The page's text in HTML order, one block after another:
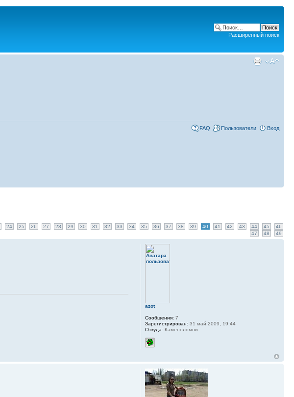
Расширенный поиск
FAQ Пользователи Вход
24 25 26 27 28 29 30 31 32 33 34 35 36 37 38 39 40 41 42 43 44 45
46
47
48 49
azot
Сообщения: 7
Зарегистрирован: 31 май 2009, 19:44
Откуда: Каменоломни